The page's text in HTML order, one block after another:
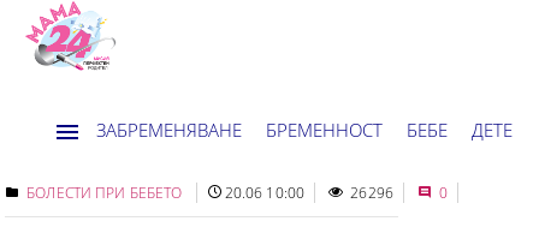
ЗАБРЕМЕНЯВАНЕ БРЕМЕННОСТ БЕБЕ ДЕТЕ
ДОМ НОВИНИ ХОРОСКОП
БОЛЕСТИ ПРИ БЕБЕТО 20.06 10:00 26296 0